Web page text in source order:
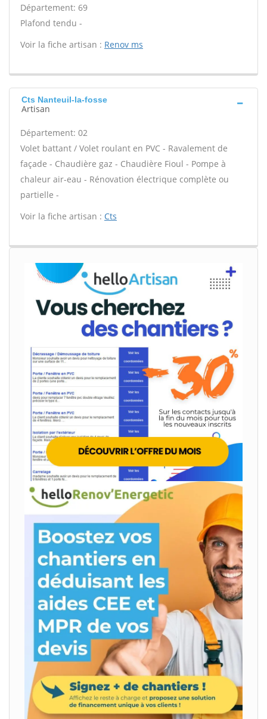
Département: 69
Plafond tendu -
Voir la fiche artisan : Renov ms
Cts Nanteuil-la-fosse
Artisan
Département: 02
Volet battant / Volet roulant en PVC - Ravalement de
façade - Chaudière gaz - Chaudière Fioul - Pompe à
chaleur air-eau - Rénovation électrique complète ou
partielle -
Voir la fiche artisan : Cts